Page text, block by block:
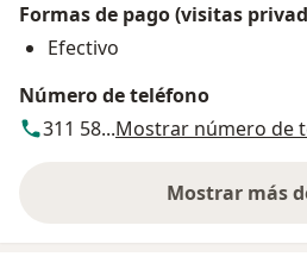
Formas de pago (visitas
Efectivo
Número de teléfono
311 58...Mostrar número de
Mostrar más